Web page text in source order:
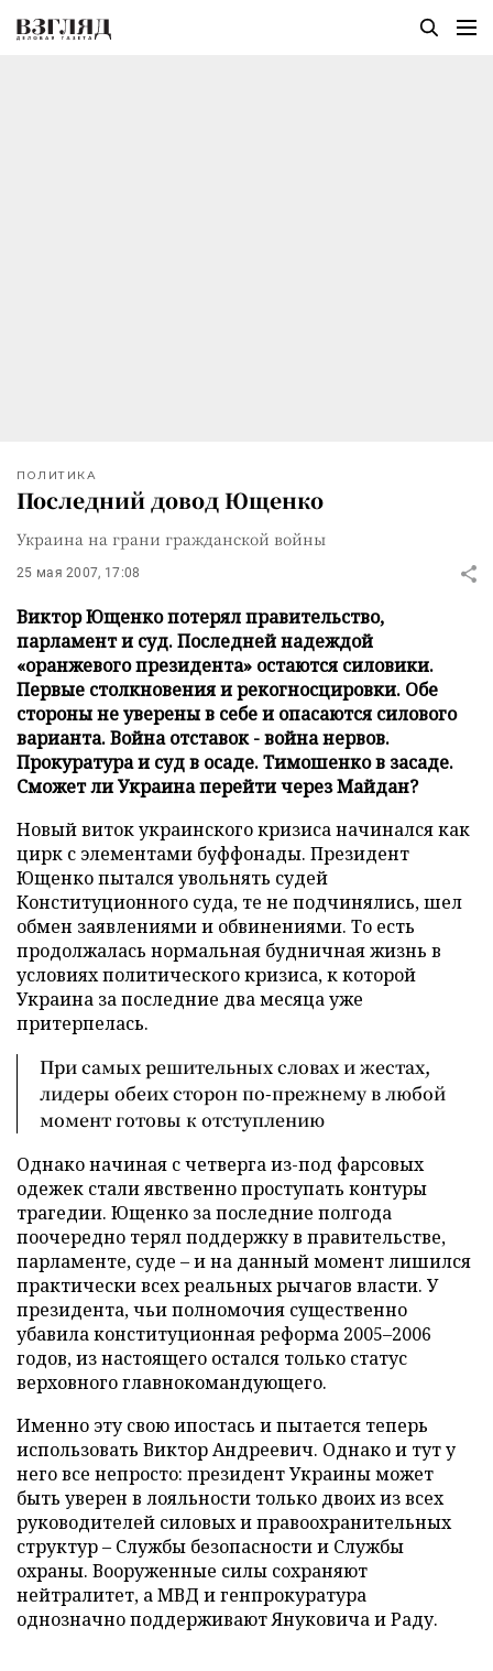
ПОЛИТИКА
Последний довод Ющенко
Украина на грани гражданской войны
25 мая 2007, 17:08
Виктор Ющенко потерял правительство,
парламент и суд. Последней надеждой
«оранжевого президента» остаются силовики.
Первые столкновения и рекогносцировки. Обе
стороны не уверены в себе и опасаются силового
варианта. Война отставок - война нервов.
Прокуратура и суд в осаде. Тимошенко в засаде.
Сможет ли Украина перейти через Майдан?
Новый виток украинского кризиса начинался как
цирк с элементами буффонады. Президент
Ющенко пытался увольнять судей
Конституционного суда, те не подчинялись, шел
обмен заявлениями и обвинениями. То есть
продолжалась нормальная будничная жизнь в
условиях политического кризиса, к которой
Украина за последние два месяца уже
притерпелась.
При самых решительных словах и жестах,
лидеры обеих сторон по-прежнему в любой
момент готовы к отступлению
Однако начиная с четверга из-под фарсовых
одежек стали явственно проступать контуры
трагедии. Ющенко за последние полгода
поочередно терял поддержку в правительстве,
парламенте, суде – и на данный момент лишился
практически всех реальных рычагов власти. У
президента, чьи полномочия существенно
убавила конституционная реформа 2005–2006
годов, из настоящего остался только статус
верховного главнокомандующего.
Именно эту свою ипостась и пытается теперь
использовать Виктор Андреевич. Однако и тут у
него все непросто: президент Украины может
быть уверен в лояльности только двоих из всех
руководителей силовых и правоохранительных
структур – Службы безопасности и Службы
охраны. Вооруженные силы сохраняют
нейтралитет, а МВД и генпрокуратура
однозначно поддерживают Януковича и Раду.